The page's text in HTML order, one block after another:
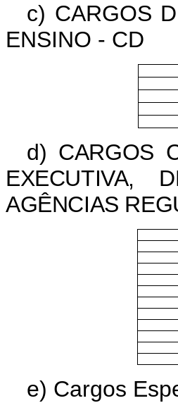
c) CARGOS
ENSINO - CD
d) CARGOS
EXECUTIVA,
AGÊNCIAS
e) Cargos